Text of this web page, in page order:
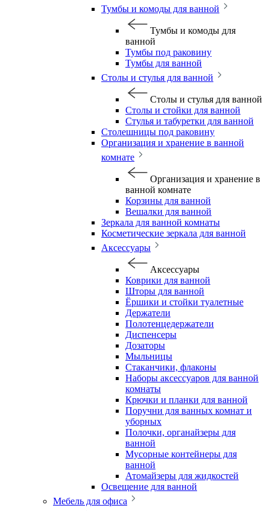
Тумбы и комоды для ванной
Тумбы и комоды для
ванной
Тумбы под раковину
Тумбы для ванной
Столы и стулья для ванной
Столы и стулья для ванной
Столы и стойки для ванной
Стулья и табуретки для ванной
Столешницы под раковину
Организация и хранение в ванной
комнате
Организация и хранение в
ванной комнате
Корзины для ванной
Вешалки для ванной
Зеркала для ванной комнаты
Косметические зеркала для ванной
Аксессуары
Аксессуары
Коврики для ванной
Шторы для ванной
Ёршики и стойки туалетные
Держатели
Полотенцедержатели
Диспенсеры
Дозаторы
Мыльницы
Стаканчики, флаконы
Наборы аксессуаров для ванной
комнаты
Крючки и планки для ванной
Поручни для ванных комнат и
уборных
Полочки, органайзеры для
ванной
Мусорные контейнеры для
ванной
Атомайзеры для жидкостей
Освещение для ванной
Мебель для офиса